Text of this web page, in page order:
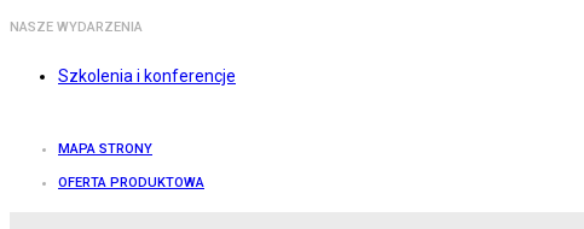
NASZE WYDARZENIA
Szkolenia i konferencje
MAPA STRONY
OFERTA PRODUKTOWA